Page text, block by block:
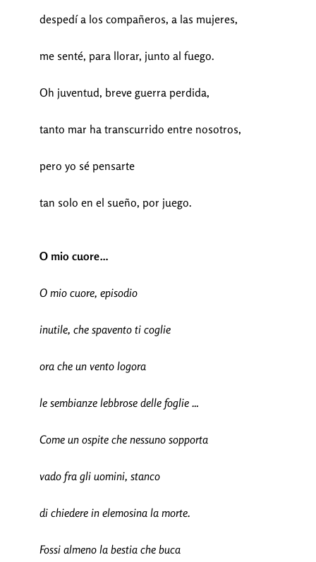
despedí a los compañeros, a las mujeres,
me senté, para llorar, junto al fuego.
Oh juventud, breve guerra perdida,
tanto mar ha transcurrido entre nosotros,
pero yo sé pensarte
tan solo en el sueño, por juego.
O mio cuore…
O mio cuore, episodio
inutile, che spavento ti coglie
ora che un vento logora
le sembianze lebbrose delle foglie …
Come un ospite che nessuno sopporta
vado fra gli uomini, stanco
di chiedere in elemosina la morte.
Fossi almeno la bestia che buca